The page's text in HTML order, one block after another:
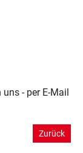
- per E-Mail
Zurück